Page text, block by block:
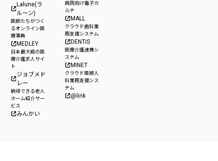
Lalune(ラ
ルーン)
医師たちがつく
るオンライン医
療事典
MEDLEY
日本最大級の医
療介護求人サイ
ト
ジョブメド
レー
納得できる老人
ホーム紹介サー
ビス
みんかい
病院向け電子カ
ルテ
MALL
クラウド歯科業
務支援システム
DENTIS
医療介護連携シ
ステム
MINET
クラウド産婦人
科業務支援シス
テム
@link